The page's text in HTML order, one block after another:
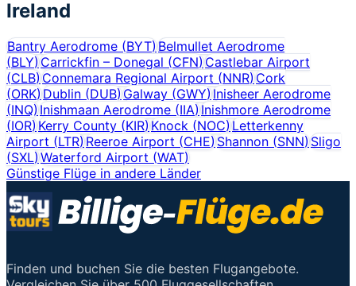
Ireland
Bantry Aerodrome (BYT)Belmullet Aerodrome
(BLY)Carrickfin – Donegal (CFN) Castlebar Airport
(CLB)Connemara Regional Airport (NNR) Cork
(ORK)Dublin (DUB) Galway (GWY) Inisheer Aerodrome
(INQ)Inishmaan Aerodrome (IIA) Inishmore Aerodrome
(IOR)Kerry County (KIR) Knock (NOC) Letterkenny
Airport (LTR)Reeroe Airport (CHE) Shannon (SNN)Sligo
(SXL)Waterford Airport (WAT)
Günstige Flüge in andere Länder
Finden und buchen Sie die besten Flugangebote.